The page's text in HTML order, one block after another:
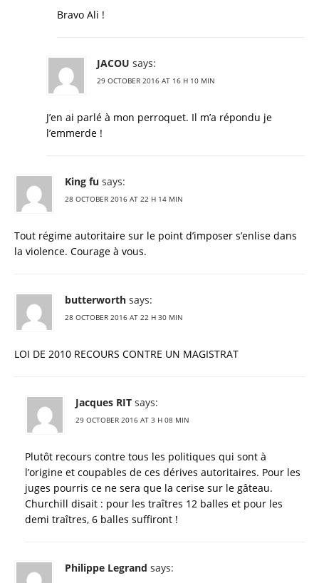
Bravo Ali !
JACOU says:
29 OCTOBER 2016 AT 16 H 10 MIN
J’en ai parlé à mon perroquet. Il m’a répondu je
l’emmerde !
King fu says:
28 OCTOBER 2016 AT 22 H 14 MIN
Tout régime autoritaire sur le point d’imposer s’enlise dans
la violence. Courage à vous.
butterworth says:
28 OCTOBER 2016 AT 22 H 30 MIN
LOI DE 2010 RECOURS CONTRE UN MAGISTRAT
Jacques RIT says:
29 OCTOBER 2016 AT 3 H 08 MIN
Plutôt recours contre tous les politiques qui sont à
l’origine et coupables de ces dérives autoritaires. Pour les
juges pourris ce ne sera que la cerise sur le gâteau.
Churchill disait : pour les traîtres 12 balles et pour les
demi traîtres, 6 balles suffiront !
Philippe Legrand says: